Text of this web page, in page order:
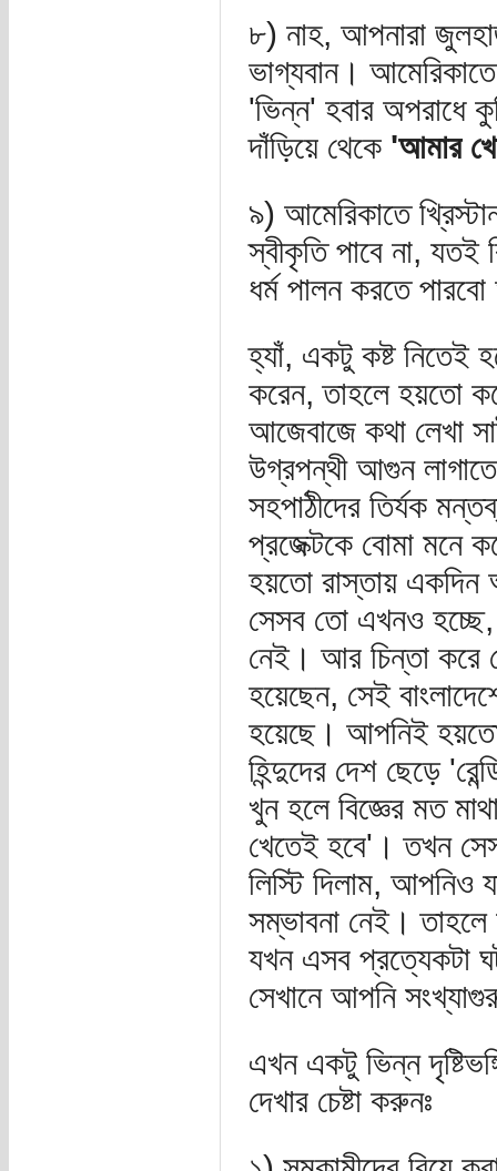
৮) নাহ, আপনারা
ভাগ্যবান।
'ভিন্ন' হবার অপরাধে
দাঁড়িয়ে থেকে 'আমার
৯) আমেরিকাতে খ্রিস্টান
স্বীকৃতি পাবে না,
ধর্ম পালন করতে
হ্যাঁ, একটু কষ্ট নিতেই
করেন, তাহলে হয়তো
আজেবাজে কথা লেখা
উগ্রপন্থী আগুন
সহপাঠীদের তির্যক
প্রজেক্টকে বোমা মনে
হয়তো রাস্তায় একদিন
সেসব তো এখনও হচ্ছে,
নেই। আর চিন্তা করে
হয়েছেন, সেই
হয়েছে। আপনিই
হিন্দুদের দেশ ছেড়ে
খুন হলে বিজ্ঞের মত
খেতেই হবে'। তখন
লিস্টি দিলাম, আপনিও
সম্ভাবনা নেই।
যখন এসব প্রত্যেকটা
সেখানে আপনি
এখন একটু ভিন্ন
দেখার চেষ্টা করুনঃ